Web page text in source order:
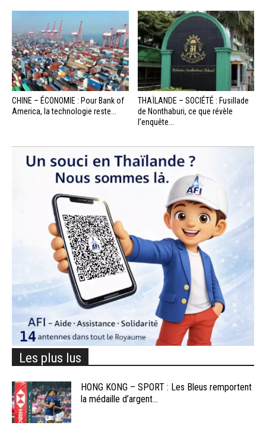
CHINE – ÉCONOMIE : Pour Bank of
America, la technologie reste...
THAÏLANDE – SOCIÉTÉ : Fusillade
de Nonthaburi, ce que révèle
l’enquête...
Les plus lus
HONG KONG – SPORT : Les Bleus remportent
la médaille d’argent...